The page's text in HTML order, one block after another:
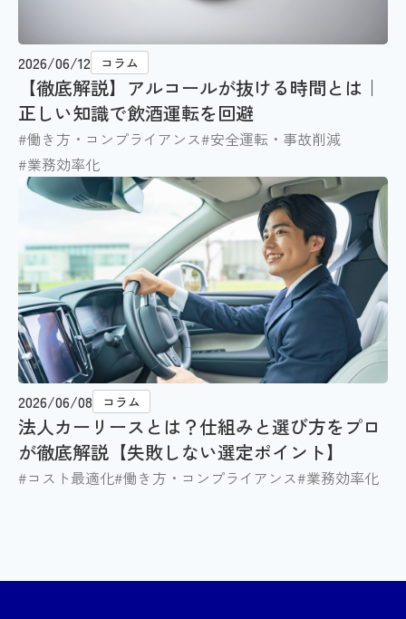
2026/06/12 コラム
【徹底解説】アルコールが抜ける時間とは｜
正しい知識で飲酒運転を回避
#働き方・コンプライアンス#安全運転・事故削減
#業務効率化
2026/06/08 コラム
法人カーリースとは？仕組みと選び方をプロ
が徹底解説【失敗しない選定ポイント】
#コスト最適化#働き方・コンプライアンス#業務効率化